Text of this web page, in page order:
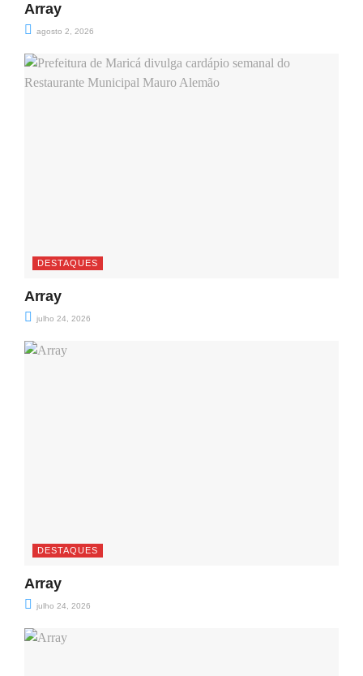
Array
agosto 2, 2026
DESTAQUES
Array
julho 24, 2026
DESTAQUES
Array
julho 24, 2026